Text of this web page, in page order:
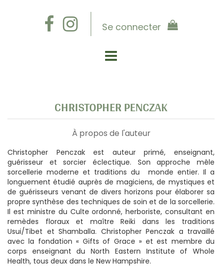
Se connecter
CHRISTOPHER PENCZAK
À propos de l'auteur
Christopher Penczak est auteur primé, enseignant,
guérisseur et sorcier éclectique. Son approche mêle
sorcellerie moderne et traditions du monde entier. Il a
longuement étudié auprès de magiciens, de mystiques et
de guérisseurs venant de divers horizons pour élaborer sa
propre synthèse des techniques de soin et de la sorcellerie.
Il est ministre du Culte ordonné, herboriste, consultant en
remèdes floraux et maître Reiki dans les traditions
Usui/Tibet et Shamballa. Christopher Penczak a travaillé
avec la fondation « Gifts of Grace » et est membre du
corps enseignant du North Eastern Institute of Whole
Health, tous deux dans le New Hampshire.